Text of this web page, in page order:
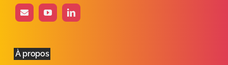
À propos